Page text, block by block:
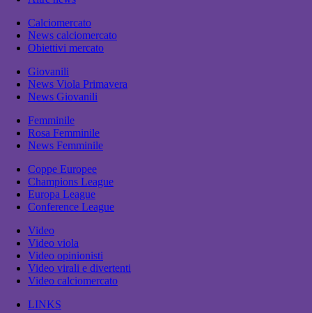
Calciomercato
News calciomercato
Obiettivi mercato
Giovanili
News Viola Primavera
News Giovanili
Femminile
Rosa Femminile
News Femminile
Coppe Europee
Champions League
Europa League
Conference League
Video
Video viola
Video opinionisti
Video virali e divertenti
Video calciomercato
LINKS